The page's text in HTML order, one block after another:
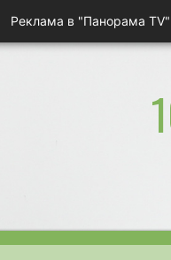
Реклама в "Панорама TV"